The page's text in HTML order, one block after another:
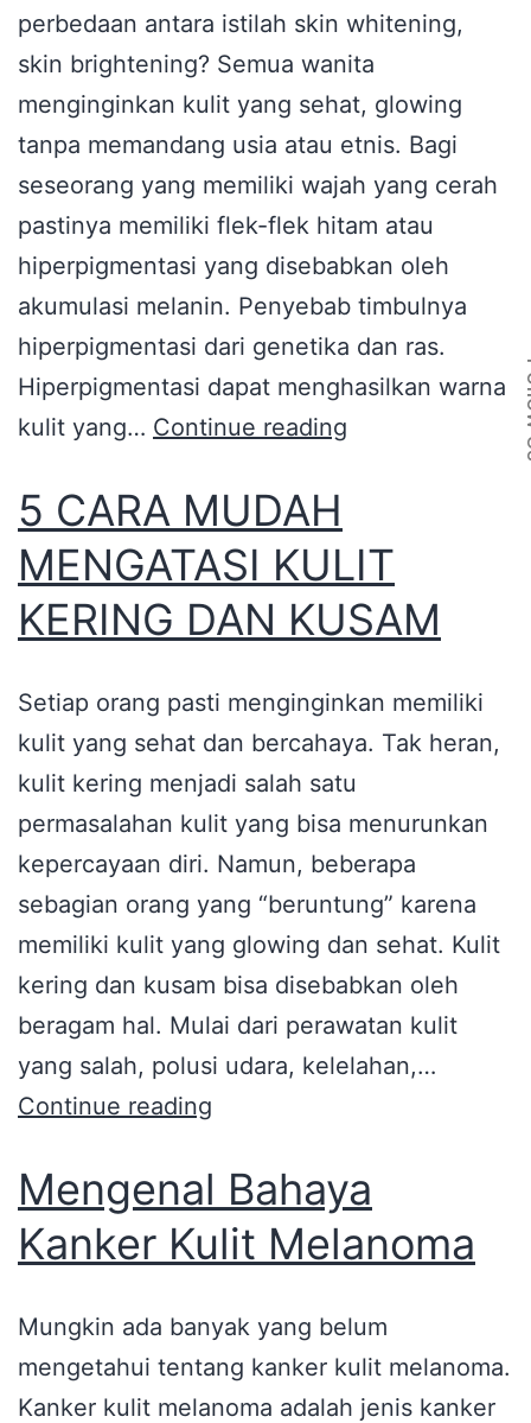
perbedaan antara istilah skin whitening,
skin brightening? Semua wanita
menginginkan kulit yang sehat, glowing
tanpa memandang usia atau etnis. Bagi
seseorang yang memiliki wajah yang cerah
pastinya memiliki flek-flek hitam atau
hiperpigmentasi yang disebabkan oleh
akumulasi melanin. Penyebab timbulnya
hiperpigmentasi dari genetika dan ras.
Hiperpigmentasi dapat menghasilkan warna
kulit yang… Continue reading
5 CARA MUDAH
MENGATASI KULIT
KERING DAN KUSAM
Setiap orang pasti menginginkan memiliki
kulit yang sehat dan bercahaya. Tak heran,
kulit kering menjadi salah satu
permasalahan kulit yang bisa menurunkan
kepercayaan diri. Namun, beberapa
sebagian orang yang “beruntung” karena
memiliki kulit yang glowing dan sehat. Kulit
kering dan kusam bisa disebabkan oleh
beragam hal. Mulai dari perawatan kulit
yang salah, polusi udara, kelelahan,…
Continue reading
Mengenal Bahaya
Kanker Kulit Melanoma
Mungkin ada banyak yang belum
mengetahui tentang kanker kulit melanoma.
Kanker kulit melanoma adalah jenis kanker